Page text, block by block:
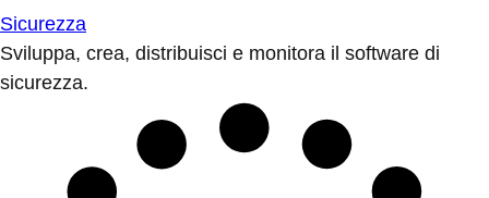
Sicurezza
Sviluppa, crea, distribuisci e monitora il software di
sicurezza.